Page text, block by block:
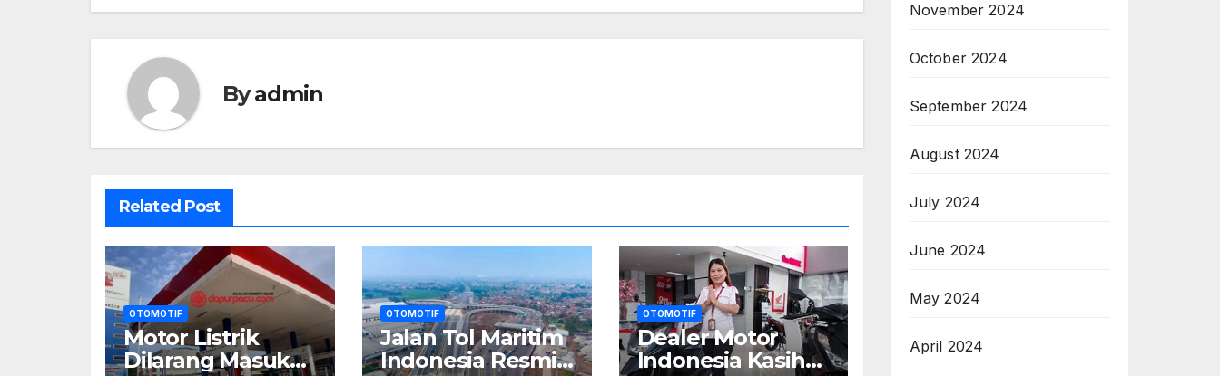
Byadmin
Related Post
OTOMOTIF
Motor Listrik
Dilarang Masuk
OTOMOTIF
Jalan Tol Maritim
Indonesia Resmi
OTOMOTIF
Dealer Motor
Indonesia Kasih
November 2024
October 2024
September 2024
August 2024
July 2024
June 2024
May 2024
April 2024